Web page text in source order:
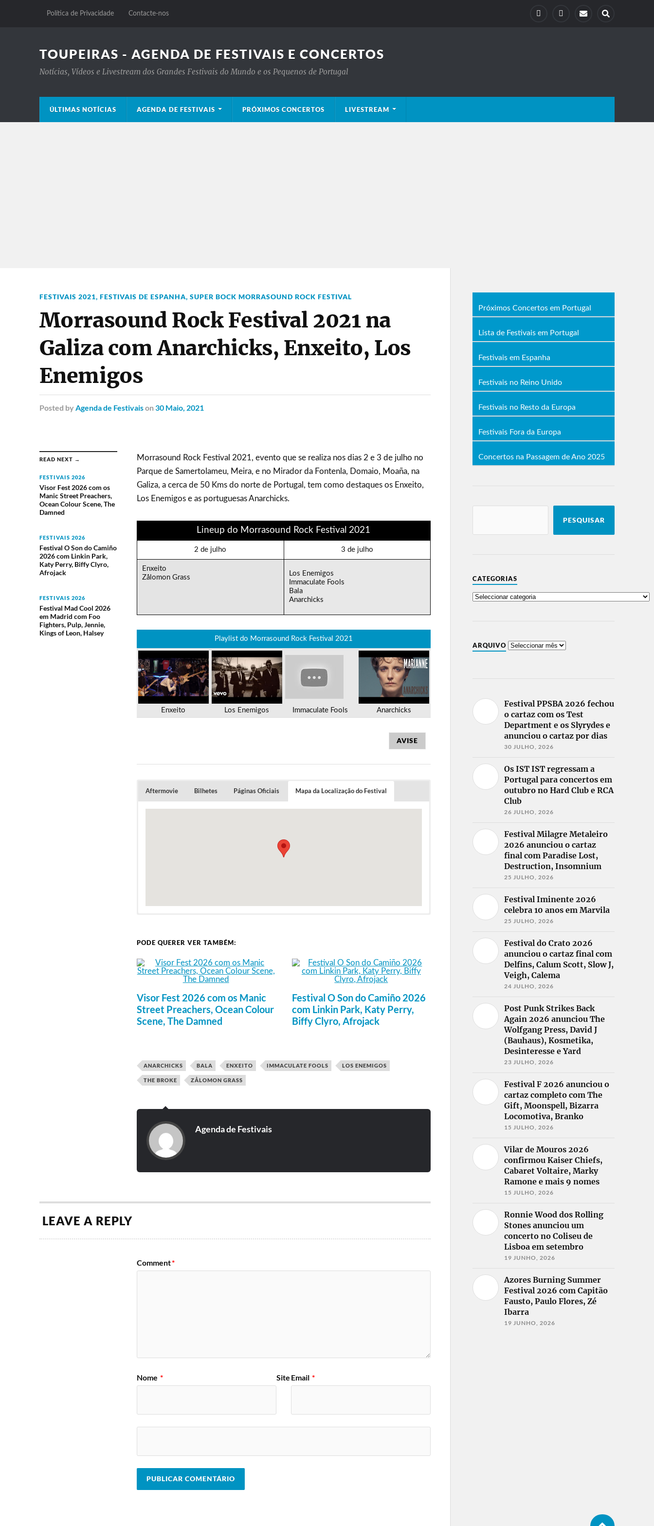
Política de Privacidade Contacte-nos
TOUPEIRAS - AGENDA DE FESTIVAIS E CONCERTOS
Notícias, Vídeos e Livestream dos Grandes Festivais do Mundo e os Pequenos de Portugal
ÚLTIMAS NOTÍCIAS AGENDA DE FESTIVAIS PRÓXIMOS CONCERTOS LIVESTREAM
FESTIVAIS 2021, FESTIVAIS DE ESPANHA, SUPER BOCK MORRASOUND ROCK FESTIVAL
Morrasound Rock Festival 2021 na
Galiza com Anarchicks, Enxeito, Los
Enemigos
Posted by Agenda de Festivaison 30 Maio, 2021
READ NEXT →
FESTIVAIS 2026
Visor Fest 2026 com os
Manic Street Preachers,
Ocean Colour Scene, The
Damned
FESTIVAIS 2026
Festival O Son do Camiño
2026 com Linkin Park,
Katy Perry, Biffy Clyro,
Afrojack
FESTIVAIS 2026
Festival Mad Cool 2026
em Madrid com Foo
Fighters, Pulp, Jennie,
Kings of Leon, Halsey
Morrasound Rock Festival 2021, evento que se realiza nos dias 2 e 3 de julho no
Parque de Samertolameu, Meira, e no Mirador da Fontenla, Domaio, Moaña, na
Galiza, a cerca de 50 Kms do norte de Portugal, tem como destaques os Enxeito,
Los Enemigos e as portuguesas Anarchicks.
Lineup do Morrasound Rock Festival 2021
2 de julho 3 de julho
Enxeito
Zålomon Grass
Los Enemigos
Immaculate Fools
Bala
Anarchicks
Playlist do Morrasound Rock Festival 2021
Enxeito Los Enemigos Immaculate Fools Anarchicks
AVISE
Aftermovie Bilhetes Páginas Oficiais Mapa da Localização do Festival
Os primeiros 100 passes de dois dias têm o preço de 15€, quando
esgotados passam a custar 20€ e no final 25€.
PODE QUERER VER TAMBÉM:
Visor Fest 2026 com os Manic
Street Preachers, Ocean Colour
Scene, The Damned
Festival O Son do Camiño 2026
com Linkin Park, Katy Perry,
Biffy Clyro, Afrojack
ANARCHICKS BALA ENXEITO IMMACULATE FOOLS LOS ENEMIGOS
THE BROKE ZÅLOMON GRASS
Agenda de Festivais
LEAVE A REPLY
Comment*
Nome * Email *
Site
Próximos Concertos em Portugal
Lista de Festivais em Portugal
Festivais em Espanha
Festivais no Reino Unido
Festivais no Resto da Europa
Festivais Fora da Europa
Concertos na Passagem de Ano 2025
PESQUISAR
CATEGORIAS
ARQUIVO
Festival PPSBA 2026 fechou
o cartaz com os Test
Department e os Slyrydes e
anunciou o cartaz por dias
30 JULHO, 2026
Os IST IST regressam a
Portugal para concertos em
outubro no Hard Club e RCA
Club
26 JULHO, 2026
Festival Milagre Metaleiro
2026 anunciou o cartaz
final com Paradise Lost,
Destruction, Insomnium
25 JULHO, 2026
Festival Iminente 2026
celebra 10 anos em Marvila
25 JULHO, 2026
Festival do Crato 2026
anunciou o cartaz final com
Delfins, Calum Scott, Slow J,
Veigh, Calema
24 JULHO, 2026
Post Punk Strikes Back
Again 2026 anunciou The
Wolfgang Press, David J
(Bauhaus), Kosmetika,
Desinteresse e Yard
23 JULHO, 2026
Festival F 2026 anunciou o
cartaz completo com The
Gift, Moonspell, Bizarra
Locomotiva, Branko
15 JULHO, 2026
Vilar de Mouros 2026
confirmou Kaiser Chiefs,
Cabaret Voltaire, Marky
Ramone e mais 9 nomes
15 JULHO, 2026
Ronnie Wood dos Rolling
Stones anunciou um
concerto no Coliseu de
Lisboa em setembro
19 JUNHO, 2026
Azores Burning Summer
Festival 2026 com Capitão
Fausto, Paulo Flores, Zé
Ibarra
19 JUNHO, 2026